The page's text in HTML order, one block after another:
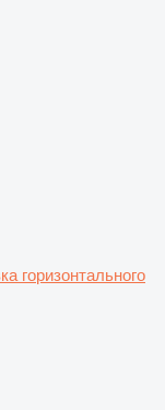
горизонтального